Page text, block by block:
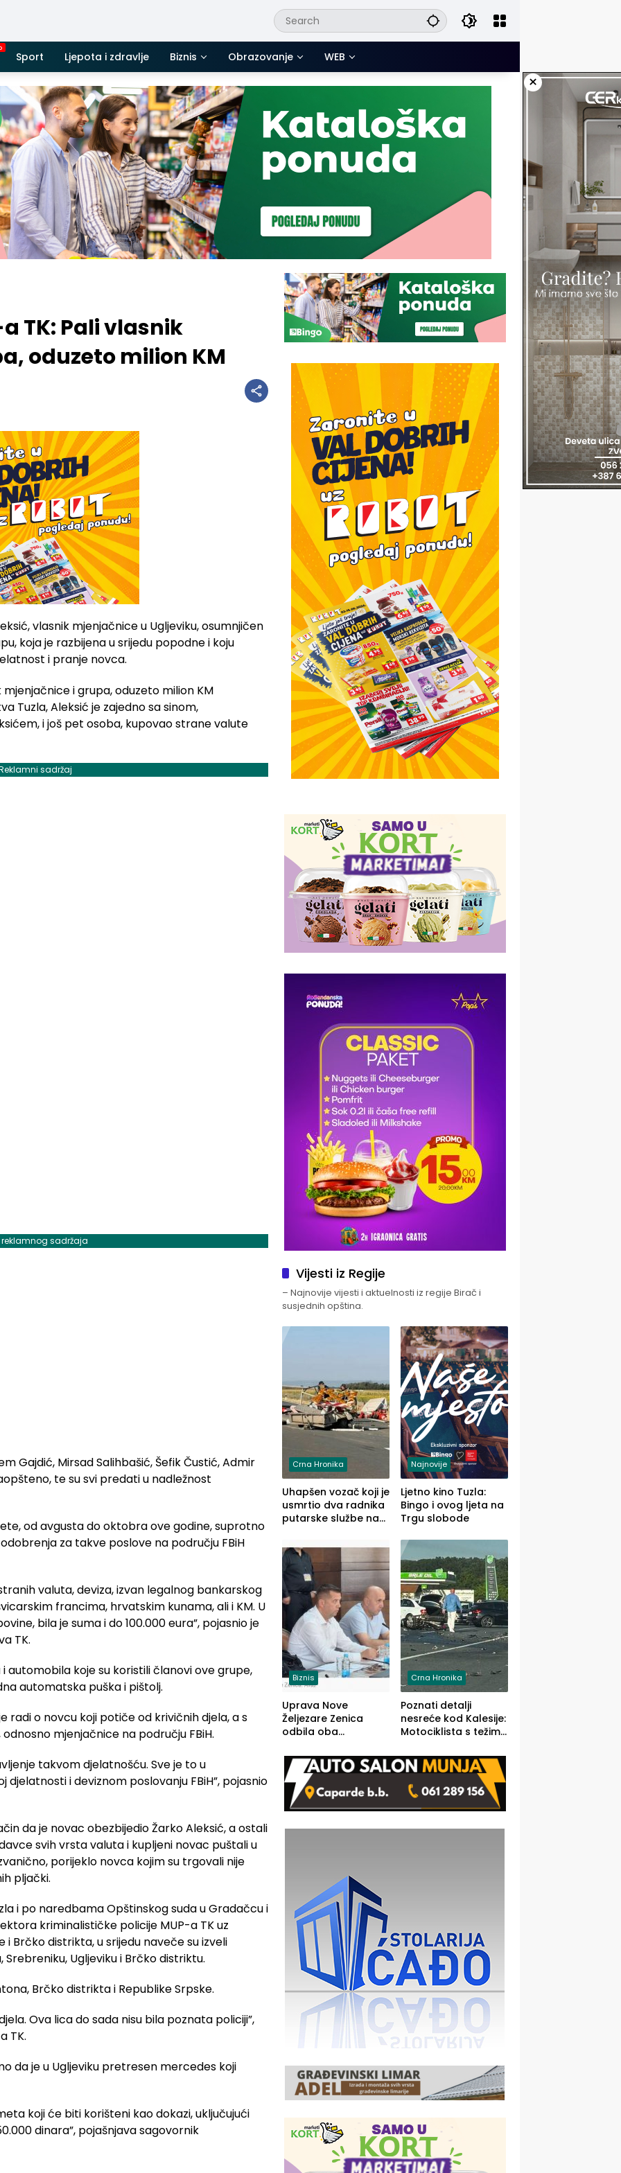
Sport Ljepota i zdravlje Biznis Obrazovanje WEB
×
TK: Pali vlasnik
oduzeto milion KM
vlasnik mjenjačnice u Ugljeviku, osumnjičen
koja je razbijena u srijedu popodne i koju
i pranje novca.
Tuzla, Aleksić je zajedno sa sinom,
i još pet osoba, kupovao strane valute
sadržaj
reklamnog sadržaja
Gajdić, Mirsad Salihbašić, Šefik Čustić, Admir
te su svi predati u nadležnost
od avgusta do oktobra ove godine, suprotno
za takve poslove na području FBiH
valuta, deviza, izvan legalnog bankarskog
francima, hrvatskim kunama, ali i KM. U
bila je suma i do 100.000 eura”, pojasnio je
TK.
koje su koristili članovi ove grupe,
automatska puška i pištolj.
radi o novcu koji potiče od krivičnih djela, a s
mjenjačnice na području FBiH.
takvom djelatnošću. Sve je to u
i deviznom poslovanju FBiH”, pojasnio
da je novac obezbijedio Žarko Aleksić, a ostali
svih vrsta valuta i kupljeni novac puštali u
porijeklo novca kojim su trgovali nije
pljački.
i po naredbama Opštinskog suda u Gradačcu i
kriminalističke policije MUP-a TK uz
i Brčko distrikta, u srijedu naveče su izveli
Ugljeviku i Brčko distriktu.
Brčko distrikta i Republike Srpske.
Ova lica do sada nisu bila poznata policiji”,
TK.
da je u Ugljeviku pretresen mercedes koji
koji će biti korišteni kao dokazi, uključujući
dinara”, pojašnjava sagovornik
Vijesti iz Regije
– Najnovije vijesti i aktuelnosti iz regije Birač i
susjednih opština.
Crna Hronika
Uhapšen vozač koji je
usmrtio dva radnika
putarske službe na
prema Šapcu
(FOTO)
Najnovije
Ljetno kino Tuzla:
Bingo i ovog ljeta na
Trgu slobode
Biznis
Uprava Nove
Željezare Zenica
odbila oba
FBiH: Ustrajni da je
stečaj jedino rješenje
Crna Hronika
Poznati detalji
nesreće kod Kalesije:
Motociklista s težim,
lakšim povredama